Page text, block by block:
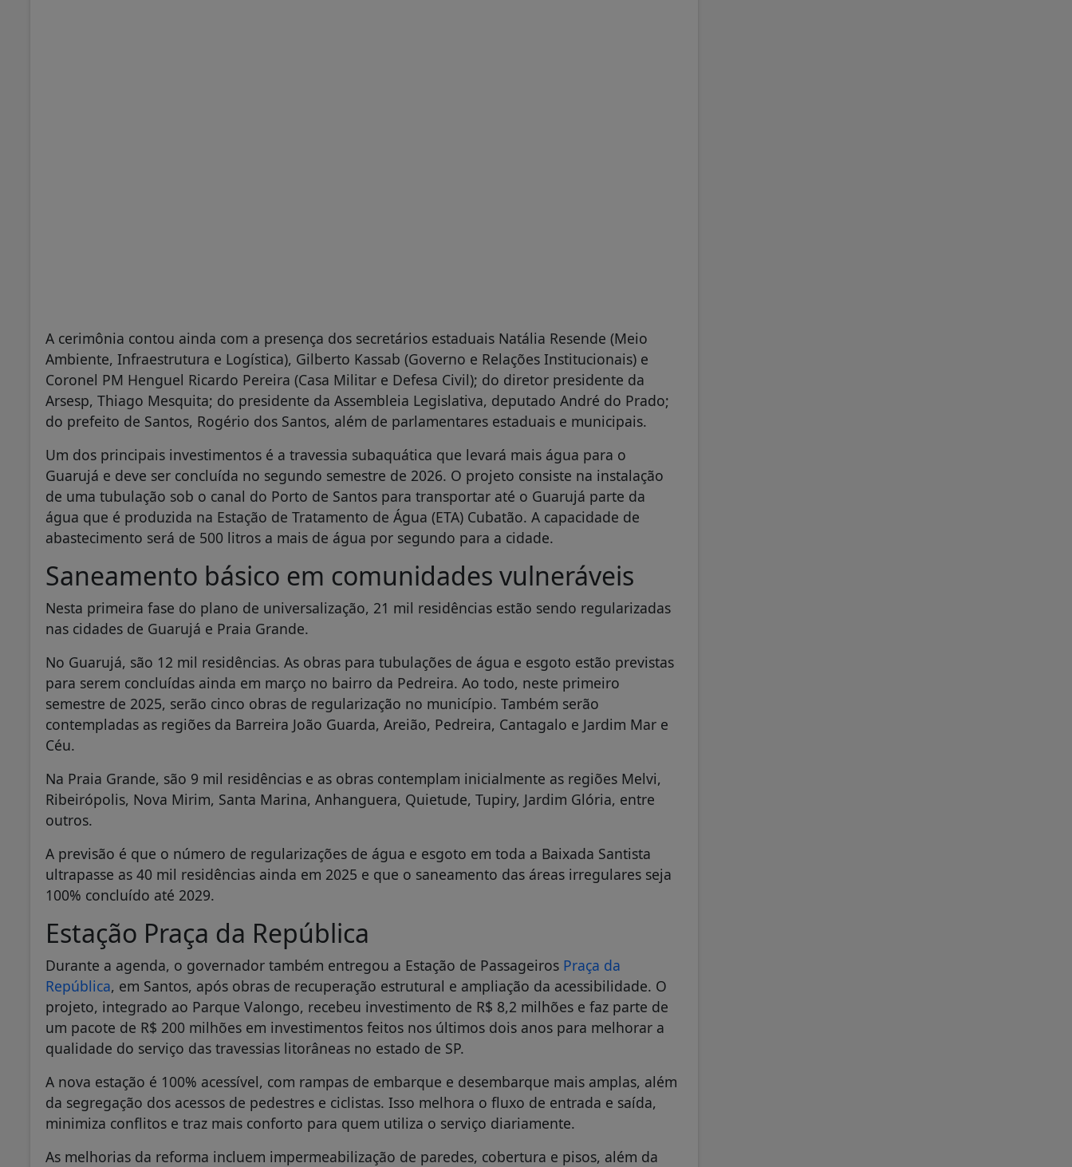
A cerimônia contou ainda com a presença dos secretários estaduais Natália Resende (Meio
Ambiente, Infraestrutura e Logística), Gilberto Kassab (Governo e Relações Institucionais) e
Coronel PM Henguel Ricardo Pereira (Casa Militar e Defesa Civil); do diretor presidente da
Arsesp, Thiago Mesquita; do presidente da Assembleia Legislativa, deputado André do Prado;
do prefeito de Santos, Rogério dos Santos, além de parlamentares estaduais e municipais.
Um dos principais investimentos é a travessia subaquática que levará mais água para o
Guarujá e deve ser concluída no segundo semestre de 2026. O projeto consiste na instalação
de uma tubulação sob o canal do Porto de Santos para transportar até o Guarujá parte da
água que é produzida na Estação de Tratamento de Água (ETA) Cubatão. A capacidade de
abastecimento será de 500 litros a mais de água por segundo para a cidade.
Saneamento básico em comunidades vulneráveis
Nesta primeira fase do plano de universalização, 21 mil residências estão sendo regularizadas
nas cidades de Guarujá e Praia Grande.
No Guarujá, são 12 mil residências. As obras para tubulações de água e esgoto estão previstas
para serem concluídas ainda em março no bairro da Pedreira. Ao todo, neste primeiro
semestre de 2025, serão cinco obras de regularização no município. Também serão
contempladas as regiões da Barreira João Guarda, Areião, Pedreira, Cantagalo e Jardim Mar e
Céu.
Na Praia Grande, são 9 mil residências e as obras contemplam inicialmente as regiões Melvi,
Ribeirópolis, Nova Mirim, Santa Marina, Anhanguera, Quietude, Tupiry, Jardim Glória, entre
outros.
A previsão é que o número de regularizações de água e esgoto em toda a Baixada Santista
ultrapasse as 40 mil residências ainda em 2025 e que o saneamento das áreas irregulares seja
100% concluído até 2029.
Estação Praça da República
Durante a agenda, o governador também entregou a Estação de Passageiros Praça da
República, em Santos, após obras de recuperação estrutural e ampliação da acessibilidade. O
projeto, integrado ao Parque Valongo, recebeu investimento de R$ 8,2 milhões e faz parte de
um pacote de R$ 200 milhões em investimentos feitos nos últimos dois anos para melhorar a
qualidade do serviço das travessias litorâneas no estado de SP.
A nova estação é 100% acessível, com rampas de embarque e desembarque mais amplas, além
da segregação dos acessos de pedestres e ciclistas. Isso melhora o fluxo de entrada e saída,
minimiza conflitos e traz mais conforto para quem utiliza o serviço diariamente.
As melhorias da reforma incluem impermeabilização de paredes, cobertura e pisos, além da